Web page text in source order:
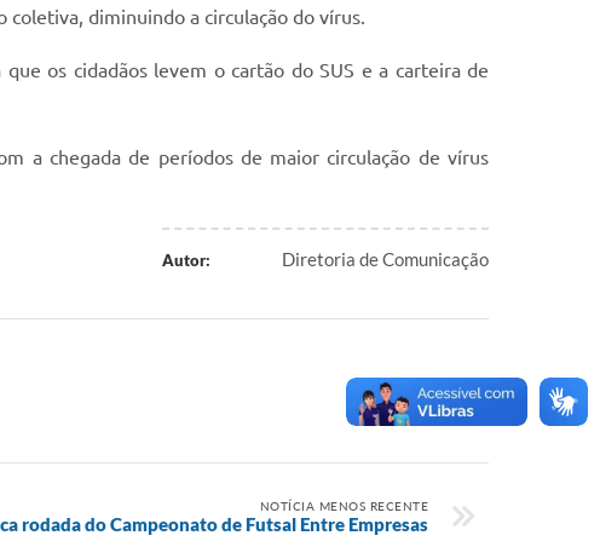
diminuindo a circulação do vírus.
os cidadãos levem o cartão do SUS e a carteira de
a chegada de períodos de maior circulação de vírus
Autor: Diretoria de Comunicação
NOTÍCIA MENOS RECENTE
rodada do Campeonato de Futsal Entre Empresas